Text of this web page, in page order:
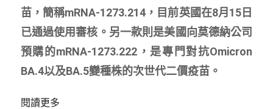
苗，簡稱mRNA-1273.214，目前英國在8月15日
已通過使用審核。另一款則是美國向莫德納公司
預購的mRNA-1273.222，是專門對抗Omicron
BA.4以及BA.5變種株的次世代二價疫苗。
閱讀更多